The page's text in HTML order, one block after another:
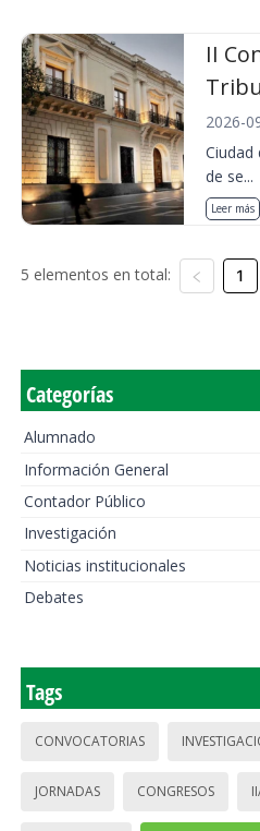
II
2026-
Ciudad
de se...
Leer más
5 elementos en total: 1
Categorías
Alumnado
Información General
Contador Público
Investigación
Noticias institucionales
Debates
Tags
CONVOCATORIAS
JORNADAS CONGRESOS